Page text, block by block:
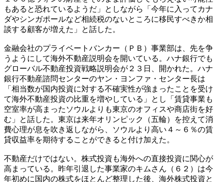
もあると恐れているようだ」としながら「今年に入ってカナ
ダやシンガポールなど相続税のないところに移民すべきか相
談する顧客が増えた」と話した。
金融会社のプライベートバンカー（ＰＢ）事業部は、先を争
うようにして海外不動産説明会を開いている。ハナ銀行でも
グローバル不動産投資戦略説明会が２３日、開かれた。ハナ
銀行不動産諮問センターのヤン・ヨンファ・センター長は
「相当数が国内投資に対する不確実性が強まったことを受け
て海外不動産投資の比重を増やしている」とし「賃貸事業も
空室率が高まったソウルよりも東京のオフィスや商店街を好
む」と話した。東京は来年オリンピック（五輪）を控えて消
費心理が息を吹き返しながら、ソウルより高い４～６％の賃
貸収益率を期待することができると付け加えた。
不動産だけではない。株式投資も海外への直接投資に関心が
高まっている。昨年引退した事業家のキムさん（６２）は今
年初めに国内の株式をほとんど整理した後、海外株式投資と